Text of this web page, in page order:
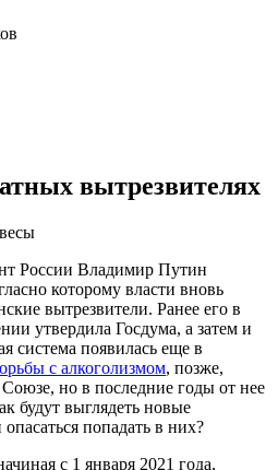
вытрезвителях
России Владимир Путин
которому власти вновь
вытрезвители. Ранее его в
утвердила Госдума, а затем и
система появилась еще в
с алкоголизмом, позже,
но в последние годы от нее
будут выглядеть новые
попадать в них?
с 1 января 2021 года,